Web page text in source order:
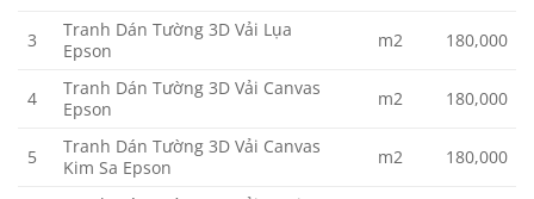
3
Tranh Dán Tường 3D Vải Lụa
Epson
m2 180,000
4
Tranh Dán Tường 3D Vải Canvas
Epson
m2 180,000
5
Tranh Dán Tường 3D Vải Canvas
Kim Sa Epson
m2 180,000